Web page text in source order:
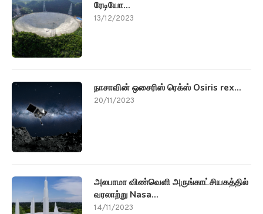
ரேடியோ...
13/12/2023
நாசாவின் ஒசைரிஸ் ரெக்ஸ் Osiris rex...
20/11/2023
அலபாமா விண்வெளி அருங்காட்சியகத்தில்
வரலாற்று Nasa...
14/11/2023